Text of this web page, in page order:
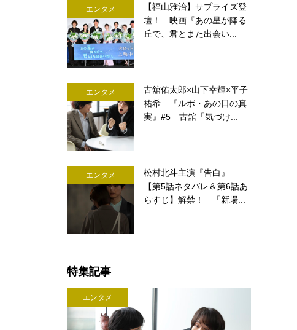
エンタメ
【福山雅治】サプライズ登
壇！ 映画『あの星が降る
丘で、君とまた出会い...
エンタメ
古舘佑太郎×山下幸輝×平子
祐希 『ルポ・あの日の真
実』#5 古舘「気づけ...
エンタメ
松村北斗主演『告白』
【第5話ネタバレ＆第6話あ
らすじ】解禁！ 「新場...
特集記事
エンタメ